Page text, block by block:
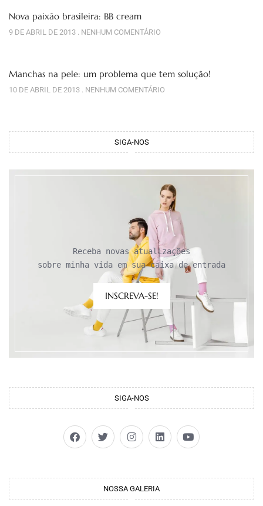
Nova paixão brasileira: BB cream
9 DE ABRIL DE 2013 NENHUM COMENTÁRIO
Manchas na pele: um problema que tem solução!
10 DE ABRIL DE 2013 NENHUM COMENTÁRIO
SIGA-NOS
Receba novas atualizações
sobre minha vida em sua caixa de entrada
INSCREVA-SE!
SIGA-NOS
NOSSA GALERIA